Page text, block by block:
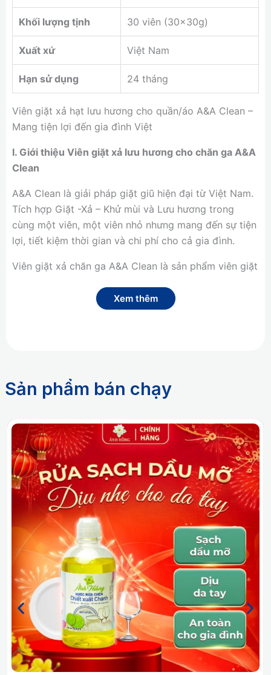
Khối lượng tịnh 30 viên (30x30g)
Xuất xứ Việt Nam
Hạn sử dụng 24 tháng
Viên giặt xả hạt lưu hương cho quần/áo A&A Clean –
Mang tiện lợi đến gia đình Việt
I. Giới thiệu Viên giặt xả lưu hương cho chăn ga A&A
Clean
A&A Clean là giải pháp giặt giũ hiện đại từ Việt Nam.
Tích hợp Giặt -Xả – Khử mùi và Lưu hương trong
cùng một viên, một viên nhỏ nhưng mang đến sự tiện
lợi, tiết kiệm thời gian và chi phí cho cả gia đình.
Viên giặt xả chăn ga A&A Clean là sản phẩm viên giặt
ga và vỏ gối giúp làm sạch sâu từng sợi vải, loại bỏ
các vi khuẩn và bụi bẩn bám lâu ngày mang lại cảm
Sodium Laureth Sulfate, Fatty Alcohol,
Polyoxyethylene Ether, Glycerin, Propylene Glycol,
Agent, Fabric Softener, Antibacterial Agent,
Colorants, Water, PVA Film.
III. Dòng sản phẩm viên giặt xả A&A Clean
Hương Oải Hương thư giãn là lựa chọn lý tưởng cho
chăn ga – đặc biệt trong những ngày thời tiết ẩm
hoặc khi ngủ điều hòa. Hương oải hương lan tỏa nhẹ
nhàng, giúp làm dịu tinh thần và mang lại cảm giác
sạch sẽ, thoải mái ngay khi vừa nằm xuống. Lớp
hương nhẹ bền bỉ ôm trọn từng sợi vải giúp giấc ngủ
sâu hơn, êm hơn và dễ chịu hơn mỗi đêm.
IV. Đặc điểm nổi bật
Viên giặt được thiết kế nhỏ gọn, tiện lợi và dễ sử
dụng, mỗi viên giặt đã được định lượng sẵn không
cần phải đong bột giặt, nước giặt và nước xả như
Xem thêm
Sản phẩm bán chạy